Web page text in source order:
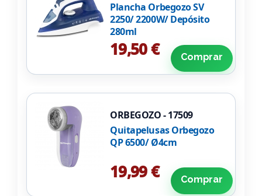
Plancha Orbegozo SV
2250/ 2200W/ Depósito
280ml
19,50 € Comprar
ORBEGOZO - 17509
Quitapelusas Orbegozo
QP 6500/ Ø4cm
19,99 € Comprar